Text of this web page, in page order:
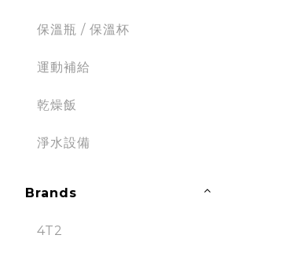
保溫瓶 / 保溫杯
運動補給
乾燥飯
淨水設備
Brands
4T2